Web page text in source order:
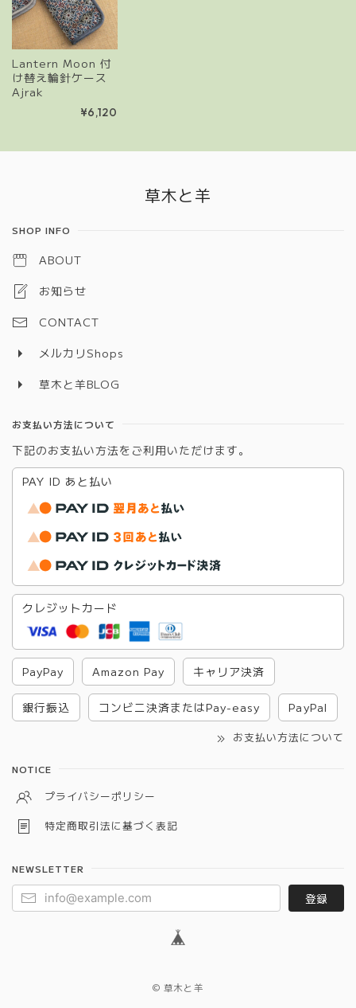
Lantern Moon 付
け替え輪針ケース
Ajrak
¥6,120
草木と羊
SHOP INFO
ABOUT
お知らせ
CONTACT
メルカリShops
草木と羊BLOG
お支払い方法について
下記のお支払い方法をご利用いただけます。
PAY ID あと払い
クレジットカード
PayPay Amazon Pay キャリア決済
銀行振込 コンビニ決済またはPay-easy PayPal
お支払い方法について
NOTICE
プライバシーポリシー
特定商取引法に基づく表記
NEWSLETTER
登録
© 草木と羊